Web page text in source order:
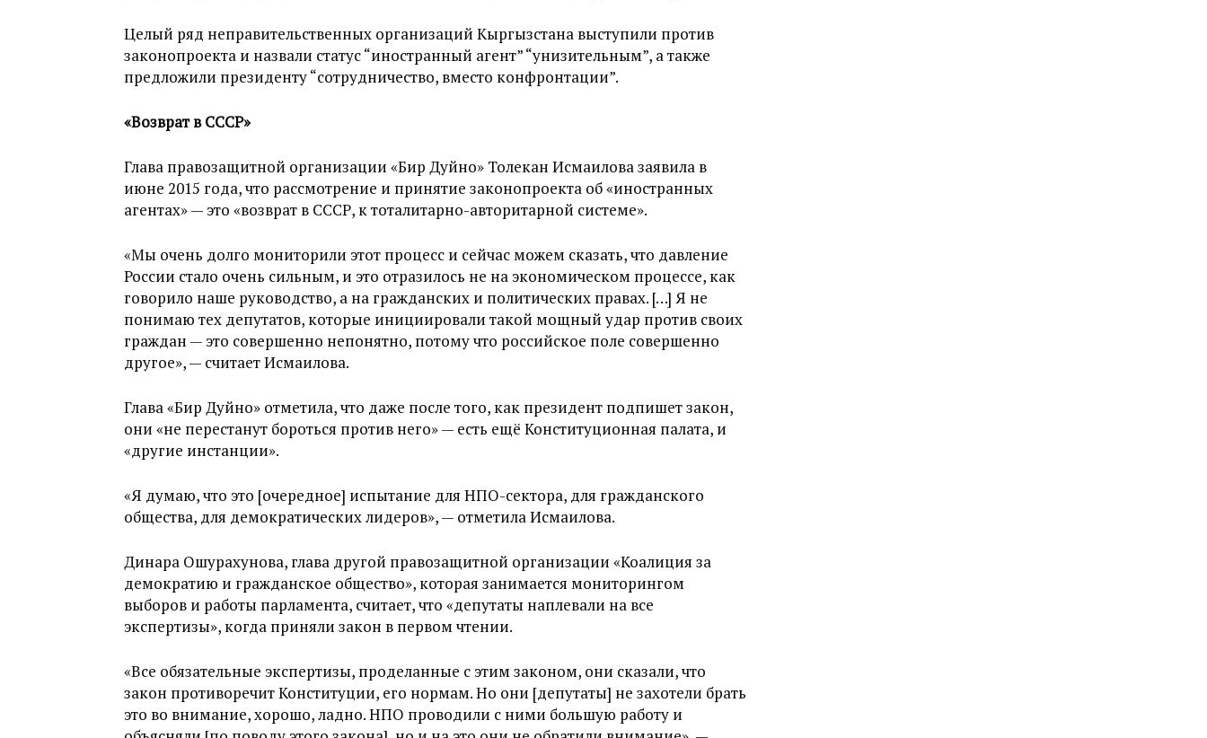
Целый ряд неправительственных организаций Кыргызстана выступили против
законопроекта и назвали статус “иностранный агент” “унизительным”, а также
предложили президенту “сотрудничество, вместо конфронтации”.
«Возврат в СССР»
Глава правозащитной организации «Бир Дуйно» Толекан Исмаилова заявила в
июне 2015 года, что рассмотрение и принятие законопроекта об «иностранных
агентах» — это «возврат в СССР, к тоталитарно-авторитарной системе».
«Мы очень долго мониторили этот процесс и сейчас можем сказать, что давление
России стало очень сильным, и это отразилось не на экономическом процессе, как
говорило наше руководство, а на гражданских и политических правах. […] Я не
понимаю тех депутатов, которые инициировали такой мощный удар против своих
граждан — это совершенно непонятно, потому что российское поле совершенно
другое», — считает Исмаилова.
Глава «Бир Дуйно» отметила, что даже после того, как президент подпишет закон,
они «не перестанут бороться против него» — есть ещё Конституционная палата, и
«другие инстанции».
«Я думаю, что это [очередное] испытание для НПО-сектора, для гражданского
общества, для демократических лидеров», — отметила Исмаилова.
Динара Ошурахунова, глава другой правозащитной организации «Коалиция за
демократию и гражданское общество», которая занимается мониторингом
выборов и работы парламента, считает, что «депутаты наплевали на все
экспертизы», когда приняли закон в первом чтении.
«Все обязательные экспертизы, проделанные с этим законом, они сказали, что
закон противоречит Конституции, его нормам. Но они [депутаты] не захотели брать
это во внимание, хорошо, ладно. НПО проводили с ними большую работу и